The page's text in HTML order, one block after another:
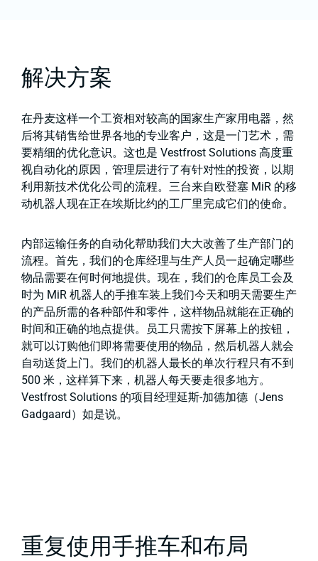
解决方案
在丹麦这样一个工资相对较高的国家生产家用电器，然
后将其销售给世界各地的专业客户，这是一门艺术，需
要精细的优化意识。这也是 Vestfrost Solutions 高度重
视自动化的原因，管理层进行了有针对性的投资，以期
利用新技术优化公司的流程。三台来自欧登塞 MiR 的移
动机器人现在正在埃斯比约的工厂里完成它们的使命。
内部运输任务的自动化帮助我们大大改善了生产部门的
流程。首先，我们的仓库经理与生产人员一起确定哪些
物品需要在何时何地提供。现在，我们的仓库员工会及
时为 MiR 机器人的手推车装上我们今天和明天需要生产
的产品所需的各种部件和零件，这样物品就能在正确的
时间和正确的地点提供。员工只需按下屏幕上的按钮，
就可以订购他们即将需要使用的物品，然后机器人就会
自动送货上门。我们的机器人最长的单次行程只有不到
500 米，这样算下来，机器人每天要走很多地方。
Vestfrost Solutions 的项目经理延斯-加德加德（Jens
Gadgaard）如是说。
重复使用手推车和布局